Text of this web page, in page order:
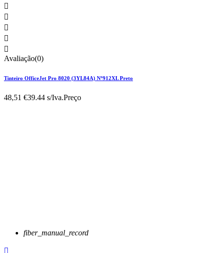





Avaliação(0)
Tinteiro OfficeJet Pro 8020 (3YL84A) Nº912XL Preto
48,51 €39.44 s/Iva.Preço
fiber_manual_record
